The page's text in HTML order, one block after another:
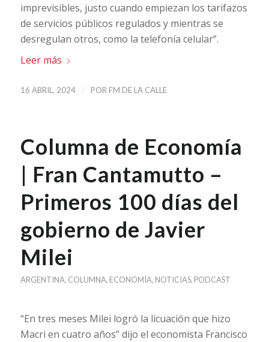
imprevisibles, justo cuando empiezan los tarifazos
de servicios públicos regulados y mientras se
desregulan otros, como la telefonía celular”.
Leer más
16 ABRIL, 2024 / POR FM DE LA CALLE
Columna de Economía
| Fran Cantamutto –
Primeros 100 días del
gobierno de Javier
Milei
ARGENTINA, COLUMNA, ECONOMÍA, NOTICIAS, PODCAST
“En tres meses Milei logró la licuación que hizo
Macri en cuatro años” dijo el economista Francisco